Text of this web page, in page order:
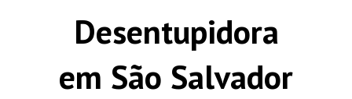
Desentupidora
em São Salvador